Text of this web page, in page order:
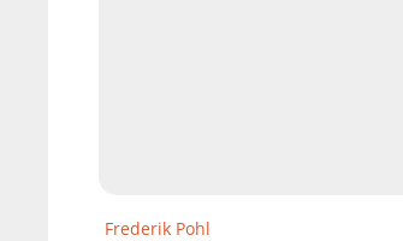
Frederik Pohl